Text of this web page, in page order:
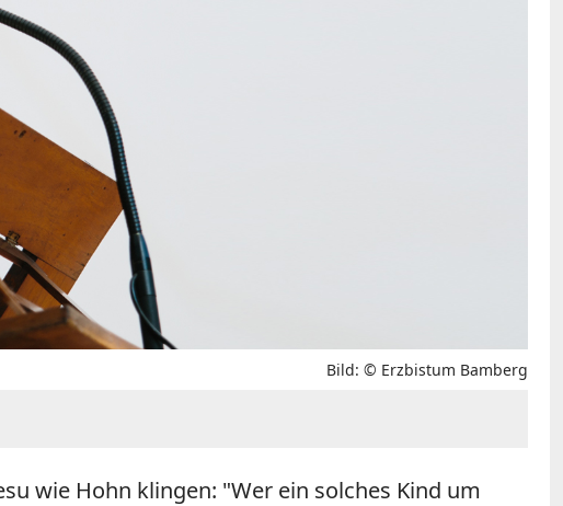
Bild: © Erzbistum Bamberg
wie Hohn klingen: "Wer ein solches Kind um